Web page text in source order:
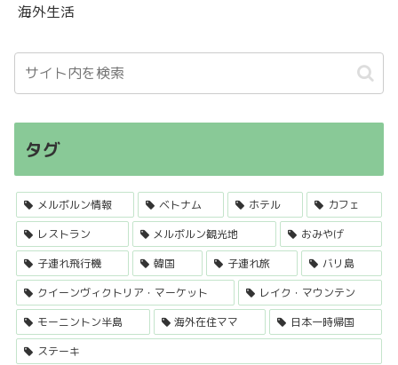
海外生活
タグ
メルボルン情報 ベトナム ホテル
カフェ
レストラン
メルボルン観光地
おみやげ
子連れ飛行機
韓国 子連れ旅
バリ島
クイーンヴィクトリア・マーケット
レイク・マウンテン
モーニントン半島
海外在住ママ
日本一時帰国
ステーキ